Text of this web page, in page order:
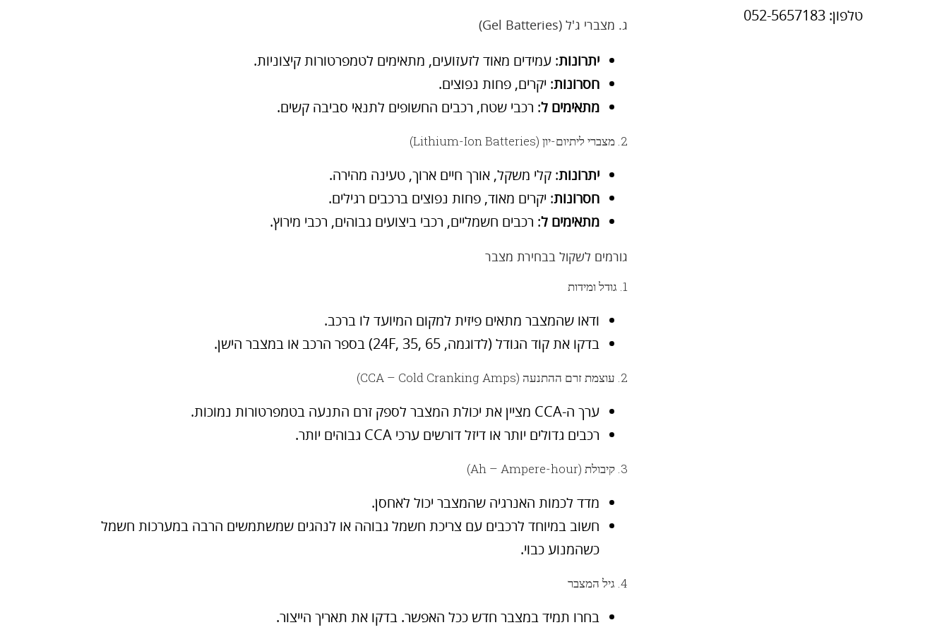
ג. מצברי ג'ל (Gel Batteries)
יתרונות: עמידים מאוד לזעזועים, מתאימים לטמפרטורות קיצוניות.
חסרונות: יקרים, פחות נפוצים.
מתאימים ל: רכבי שטח, רכבים החשופים לתנאי סביבה קשים.
2. מצברי ליתיום-יון (Lithium-Ion Batteries)
יתרונות: קלי משקל, אורך חיים ארוך, טעינה מהירה.
חסרונות: יקרים מאוד, פחות נפוצים ברכבים רגילים.
מתאימים ל: רכבים חשמליים, רכבי ביצועים גבוהים, רכבי מירוץ.
גורמים לשקול בבחירת מצבר
1. גודל ומידות
ודאו שהמצבר מתאים פיזית למקום המיועד לו ברכב.
בדקו את קוד הגודל (לדוגמה, 24F, 35, 65) בספר הרכב או במצבר הישן.
2. עוצמת זרם ההתנעה (CCA – Cold Cranking Amps)
ערך ה-CCA מציין את יכולת המצבר לספק זרם התנעה בטמפרטורות נמוכות.
רכבים גדולים יותר או דיזל דורשים ערכי CCA גבוהים יותר.
3. קיבולת (Ah – Ampere-hour)
מדד לכמות האנרגיה שהמצבר יכול לאחסן.
חשוב במיוחד לרכבים עם צריכת חשמל גבוהה או לנהגים שמשתמשים הרבה במערכות חשמל
כשהמנוע כבוי.
4. גיל המצבר
בחרו תמיד במצבר חדש ככל האפשר. בדקו את תאריך הייצור.
טלפון: 052-5657183